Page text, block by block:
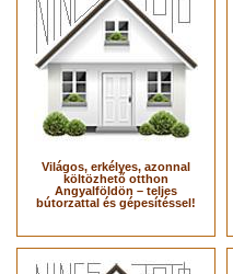
Világos, erkélyes, azonnal
költözhető otthon
Angyalföldön – teljes
bútorzattal és gépesítéssel!